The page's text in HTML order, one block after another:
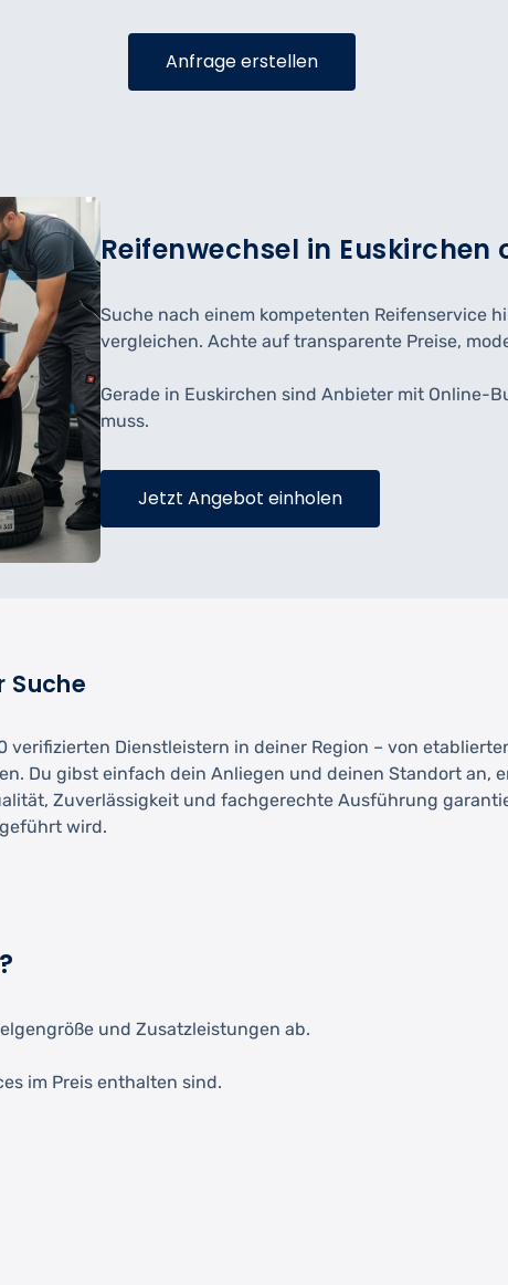
Anfrage erstellen
Reifenwechsel in
Suche nach einem kompetenten Reifenservice
vergleichen. Achte auf transparente Preise,
Gerade in Euskirchen sind Anbieter mit Online-
muss.
Jetzt Angebot einholen
Suche
Dienstleistern in deiner Region – von
Du gibst einfach dein Anliegen und deinen Standort an,
Zuverlässigkeit und fachgerechte Ausführung
wird.
und Zusatzleistungen ab.
im Preis enthalten sind.